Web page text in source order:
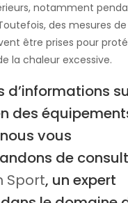
notamment
des mesures de
être prises pour
la chaleur excessive.
d’informations
des
vous
de
Sport, un expert